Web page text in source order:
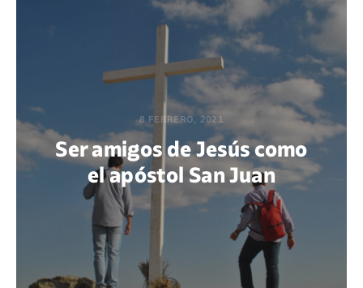
8 FEBRERO, 2021
Ser amigos de Jesús como
el apóstol San Juan
POR ABNER XOCOP CHACACH